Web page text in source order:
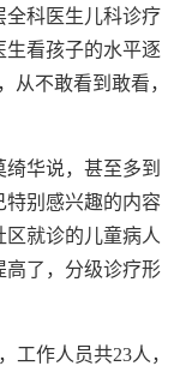
全科医生儿科诊疗
生看孩子的水平逐
从不敢看到敢看，
华说，甚至多到
特别感兴趣的内容
就诊的儿童病人
高了，分级诊疗形
工作人员共23人，